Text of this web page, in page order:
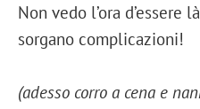
Non vedo l’ora d’essere
sorgano complicazioni!
(adesso corro a cena e